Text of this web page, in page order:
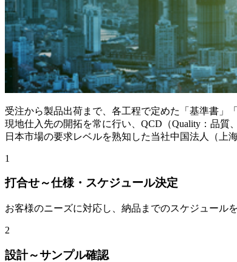
受注から製品出荷まで、各工程で定めた「基準書」
現地仕入先の開拓を常に行い、QCD（Quality：品質
日本市場の要求レベルを熟知した当社中国法人（上
1
打合せ～仕様・スケジュール決定
お客様のニーズに対応し、納品までのスケジュール
2
設計～サンプル確認